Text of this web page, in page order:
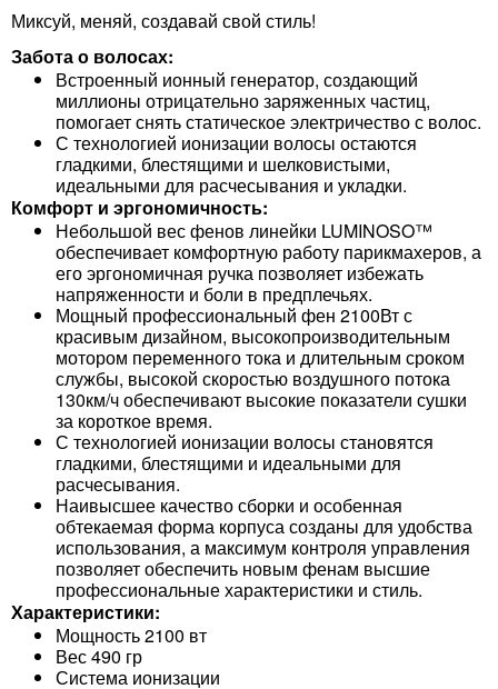
Миксуй, меняй, создавай свой стиль!
Забота о волосах:
Встроенный ионный генератор, создающий
миллионы отрицательно заряженных частиц,
помогает снять статическое электричество с волос.
С технологией ионизации волосы остаются
гладкими, блестящими и шелковистыми,
идеальными для расчесывания и укладки.
Комфорт и эргономичность:
Небольшой вес фенов линейки LUMINOSO™
обеспечивает комфортную работу парикмахеров, а
его эргономичная ручка позволяет избежать
напряженности и боли в предплечьях.
Мощный профессиональный фен 2100Вт с
красивым дизайном, высокопроизводительным
мотором переменного тока и длительным сроком
службы, высокой скоростью воздушного потока
130км/ч обеспечивают высокие показатели сушки
за короткое время.
С технологией ионизации волосы становятся
гладкими, блестящими и идеальными для
расчесывания.
Наивысшее качество сборки и особенная
обтекаемая форма корпуса созданы для удобства
использования, а максимум контроля управления
позволяет обеспечить новым фенам высшие
профессиональные характеристики и стиль.
Характеристики:
Мощность 2100 вт
Вес 490 гр
Система ионизации